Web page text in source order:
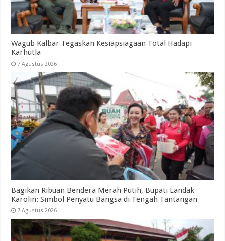
Wagub Kalbar Tegaskan Kesiapsiagaan Total Hadapi
Karhutla
7 Agustus 2026
Bagikan Ribuan Bendera Merah Putih, Bupati Landak
Karolin: Simbol Penyatu Bangsa di Tengah Tantangan
7 Agustus 2026